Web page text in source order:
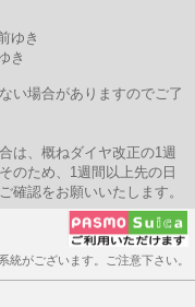
ゆき
き
場合がありますのでご了
は、概ねダイヤ改正の1週
のため、1週間以上先の日
確認をお願いいたします。
がございます。ご注意下さい。